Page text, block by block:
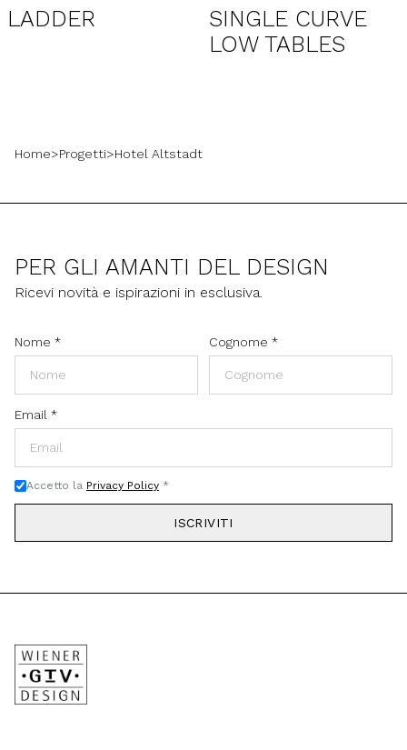
LADDER
SINGLE CURVE
LOW TABLES
Home>Progetti>Hotel Altstadt
PER GLI AMANTI DEL DESIGN
Ricevi novità e ispirazioni in esclusiva.
Nome * Cognome *
Email *
Accetto la Privacy Policy *
ISCRIVITI